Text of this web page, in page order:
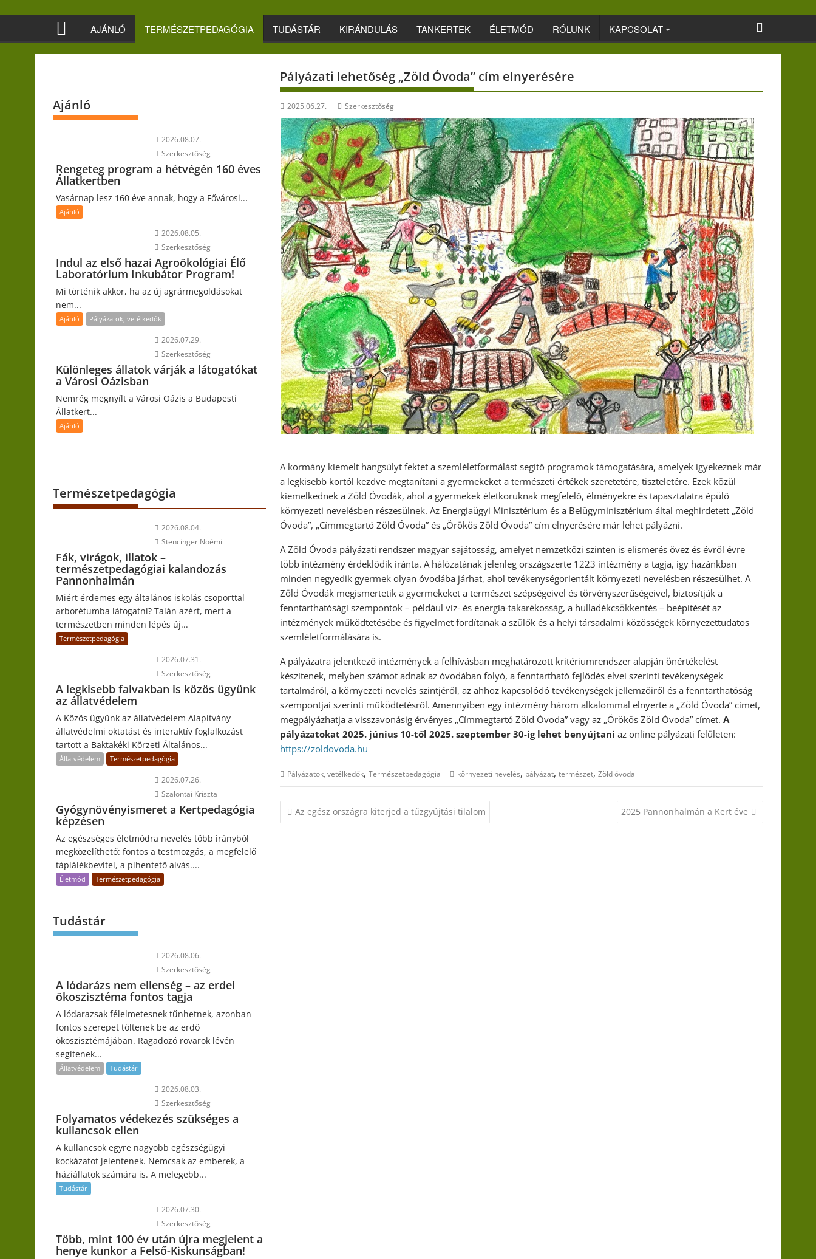
AJÁNLÓ TERMÉSZETPEDAGÓGIA TUDÁSTÁR KIRÁNDULÁS TANKERTEK ÉLETMÓD RÓLUNK KAPCSOLAT
Pályázati lehetőség „Zöld Óvoda” cím elnyerésére
2025.06.27. Szerkesztőség
A kormány kiemelt hangsúlyt fektet a szemléletformálást segítő programok támogatására, amelyek igyekeznek már
a legkisebb kortól kezdve megtanítani a gyermekeket a természeti értékek szeretetére, tiszteletére. Ezek közül
kiemelkednek a Zöld Óvodák, ahol a gyermekek életkoruknak megfelelő, élményekre és tapasztalatra épülő
környezeti nevelésben részesülnek. Az Energiaügyi Minisztérium és a Belügyminisztérium által meghirdetett „Zöld
Óvoda”, „Címmegtartó Zöld Óvoda” és „Örökös Zöld Óvoda” cím elnyerésére már lehet pályázni.
A Zöld Óvoda pályázati rendszer magyar sajátosság, amelyet nemzetközi szinten is elismerés övez és évről évre
több intézmény érdeklődik iránta. A hálózatának jelenleg országszerte 1223 intézmény a tagja, így hazánkban
minden negyedik gyermek olyan óvodába járhat, ahol tevékenységorientált környezeti nevelésben részesülhet. A
Zöld Óvodák megismertetik a gyermekeket a természet szépségeivel és törvényszerűségeivel, biztosítják a
fenntarthatósági szempontok – például víz- és energia-takarékosság, a hulladékcsökkentés – beépítését az
intézmények működtetésébe és figyelmet fordítanak a szülők és a helyi társadalmi közösségek környezettudatos
szemléletformálására is.
A pályázatra jelentkező intézmények a felhívásban meghatározott kritériumrendszer alapján önértékelést
készítenek, melyben számot adnak az óvodában folyó, a fenntartható fejlődés elvei szerinti tevékenységek
tartalmáról, a környezeti nevelés szintjéről, az ahhoz kapcsolódó tevékenységek jellemzőiről és a fenntarthatóság
szempontjai szerinti működtetésről. Amennyiben egy intézmény három alkalommal elnyerte a „Zöld Óvoda” címet,
megpályázhatja a visszavonásig érvényes „Címmegtartó Zöld Óvoda” vagy az „Örökös Zöld Óvoda” címet.A
pályázatokat 2025. június 10-től 2025. szeptember 30-ig lehet benyújtaniaz online pályázati felületen:
https://zoldovoda.hu
Pályázatok, vetélkedők,Természetpedagógia környezeti nevelés, pályázat,természet,Zöld óvoda
Bejegyzés
navigáció
Az egész országra kiterjed a tűzgyújtási tilalom 2025 Pannonhalmán a Kert éve
Ajánló
2026.08.07.
Szerkesztőség
Rengeteg program a hétvégén 160 éves
Állatkertben
Vasárnap lesz 160 éve annak, hogy a Fővárosi...
Ajánló
2026.08.05.
Szerkesztőség
Indul az első hazai Agroökológiai Élő
Laboratórium Inkubátor Program!
Mi történik akkor, ha az új agrármegoldásokat
nem...
Ajánló Pályázatok, vetélkedők
2026.07.29.
Szerkesztőség
Különleges állatok várják a látogatókat
a Városi Oázisban
Nemrég megnyílt a Városi Oázis a Budapesti
Állatkert...
Ajánló
Természetpedagógia
2026.08.04.
Stencinger Noémi
Fák, virágok, illatok –
természetpedagógiai kalandozás
Pannonhalmán
Miért érdemes egy általános iskolás csoporttal
arborétumba látogatni? Talán azért, mert a
természetben minden lépés új...
Természetpedagógia
2026.07.31.
Szerkesztőség
A legkisebb falvakban is közös ügyünk
az állatvédelem
A Közös ügyünk az állatvédelem Alapítvány
állatvédelmi oktatást és interaktív foglalkozást
tartott a Baktakéki Körzeti Általános...
Állatvédelem Természetpedagógia
2026.07.26.
Szalontai Kriszta
Gyógynövényismeret a Kertpedagógia
képzésen
Az egészséges életmódra nevelés több irányból
megközelíthető: fontos a testmozgás, a megfelelő
táplálékbevitel, a pihentető alvás....
Életmód Természetpedagógia
Tudástár
2026.08.06.
Szerkesztőség
A lódarázs nem ellenség – az erdei
ökoszisztéma fontos tagja
A lódarazsak félelmetesnek tűnhetnek, azonban
fontos szerepet töltenek be az erdő
ökoszisztémájában. Ragadozó rovarok lévén
segítenek...
Állatvédelem Tudástár
2026.08.03.
Szerkesztőség
Folyamatos védekezés szükséges a
kullancsok ellen
A kullancsok egyre nagyobb egészségügyi
kockázatot jelentenek. Nemcsak az emberek, a
háziállatok számára is. A melegebb...
Tudástár
2026.07.30.
Szerkesztőség
Több, mint 100 év után újra megjelent a
henye kunkor a Felső-Kiskunságban!